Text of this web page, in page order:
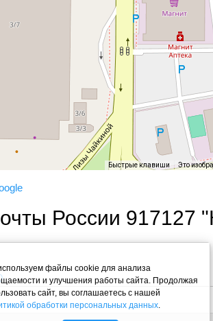
Быстрые клавиши Это
России 917127
файлы cookie для анализа
и улучшения работы сайта. Продолжая
сайт, вы соглашаетесь с нашей
обработки персональных данных